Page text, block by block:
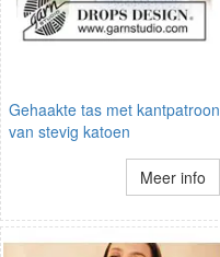
Gehaakte tas met kantpatroon
van stevig katoen
Meer info